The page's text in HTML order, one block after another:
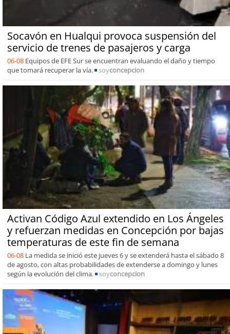
Socavón en Hualqui provoca suspensión del
servicio de trenes de pasajeros y carga
06-08 Equipos de EFE Sur se encuentran evaluando el daño y tiempo
que tomará recuperar la vía.
soyconcepcion
Activan Código Azul extendido en Los Ángeles
y refuerzan medidas en Concepción por bajas
temperaturas de este fin de semana
06-08 La medida se inició este jueves 6 y se extenderá hasta el sábado 8
de agosto, con altas probabilidades de extenderse a domingo y lunes
según la evolución del clima.
soyconcepcion